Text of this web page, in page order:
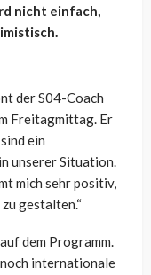
nicht einfach,
der S04-Coach
Freitagmittag. Er
ein
unserer Situation.
mich sehr positiv,
gestalten.“
dem Programm.
internationale